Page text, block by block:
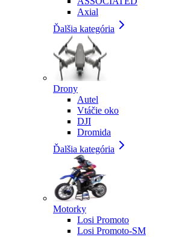
Axial
Ďalšia kategória
Drony
Autel
Vtáčie oko
DJI
Dromida
Ďalšia kategória
Motorky
Losi Promoto
Losi Promoto-SM